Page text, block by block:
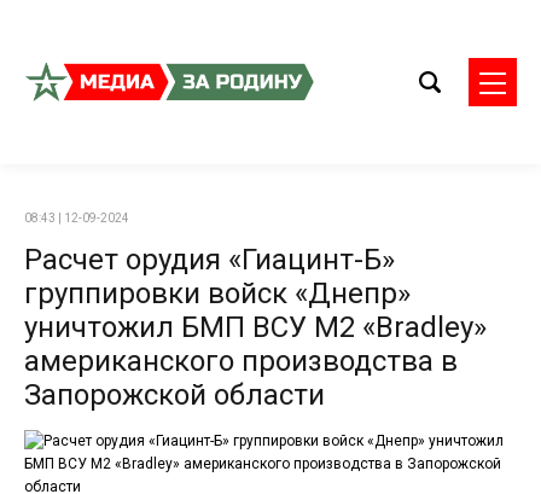
08:43 | 12-09-2024
Расчет орудия «Гиацинт-Б»
группировки войск «Днепр»
уничтожил БМП ВСУ М2 «Bradley»
американского производства в
Запорожской области